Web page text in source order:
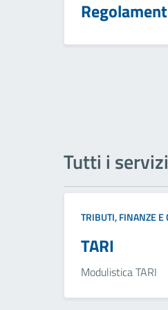
Tutti i
TRIBUTI, FINANZE E
TARI
Modulistica TARI